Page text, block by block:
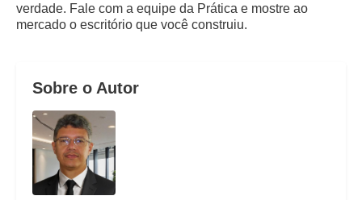
verdade. Fale com a equipe da Prática e mostre ao
mercado o escritório que você construiu.
Sobre o Autor